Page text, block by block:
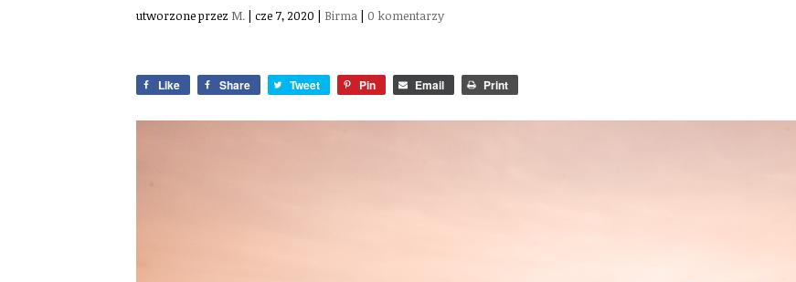
utworzone przez M. |cze 7, 2020 | Birma | 0 komentarzy
Like Share Tweet Pin Email Print